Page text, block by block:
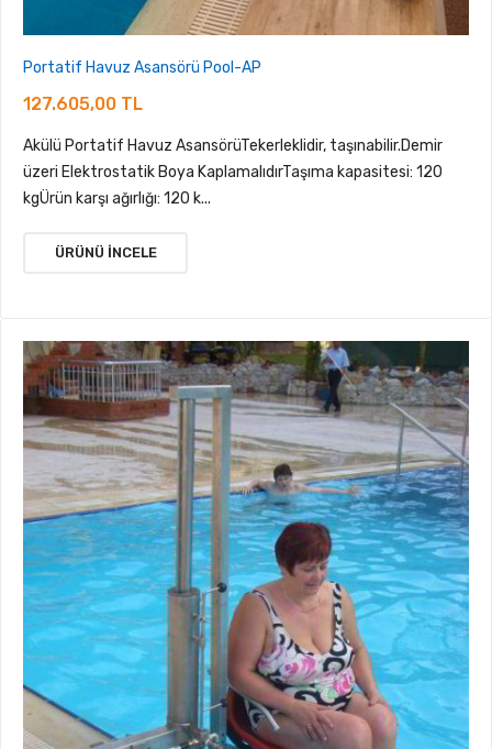
Portatif Havuz Asansörü Pool-AP
127.605,00 TL
Akülü Portatif Havuz AsansörüTekerleklidir, taşınabilir.Demir
üzeri Elektrostatik Boya KaplamalıdırTaşıma kapasitesi: 120
kgÜrün karşı ağırlığı: 120 k...
ÜRÜNÜ İNCELE